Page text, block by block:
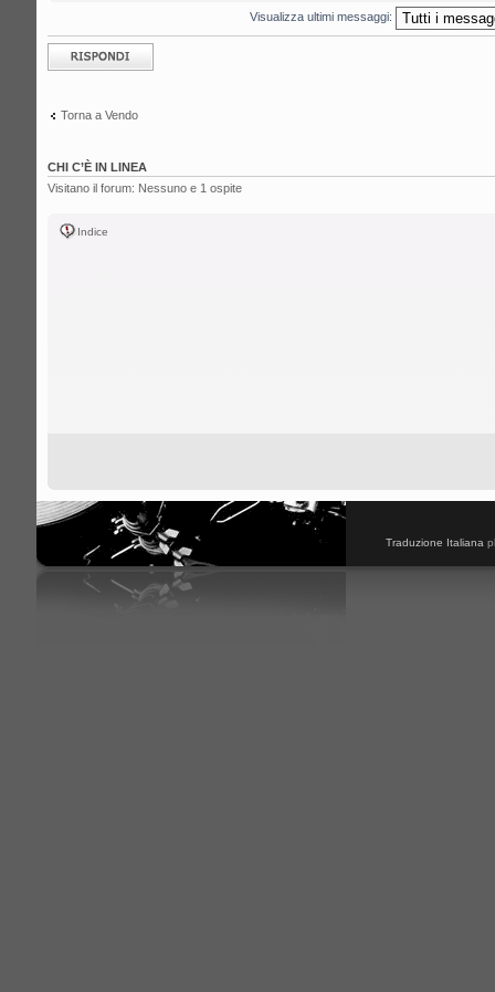
Visualizza ultimi messaggi:
Rispondi al
messaggio
Torna a Vendo
CHI C’È IN LINEA
Visitano il forum: Nessuno e 1 ospite
Indice
Traduzione Italiana